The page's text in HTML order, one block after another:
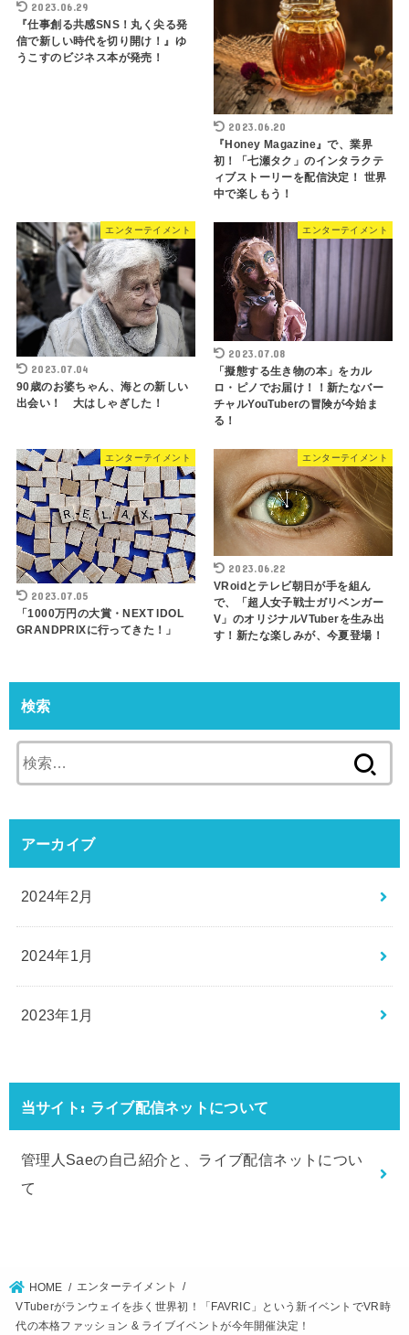
2023.06.29
『仕事創る共感SNS！丸く尖る発
信で新しい時代を切り開け！』ゆ
うこすのビジネス本が発売！
2023.06.20
『Honey Magazine』で、業界
初！「七瀬タク」のインタラクテ
ィブストーリーを配信決定！ 世界
中で楽しもう！
エンターテイメント
2023.07.04
90歳のお婆ちゃん、海との新しい
出会い！ 大はしゃぎした！
エンターテイメント
2023.07.08
「擬態する生き物の本」をカル
ロ・ピノでお届け！！新たなバー
チャルYouTuberの冒険が今始ま
る！
エンターテイメント
2023.07.05
「1000万円の大賞・NEXT IDOL
GRANDPRIXに行ってきた！」
エンターテイメント
2023.06.22
VRoidとテレビ朝日が手を組ん
で、「超人女子戦士ガリベンガー
V」のオリジナルVTuberを生み出
す！新たな楽しみが、今夏登場！
検索
索:
アーカイブ
2024年2月
2024年1月
2023年1月
当サイト: ライブ配信ネットについて
管理人Saeの自己紹介と、ライブ配信ネットについ
て
HOME
エンターテイメント
VTuberがランウェイを歩く世界初！「FAVRIC」という新イベントでVR時
代の本格ファッション & ライブイベントが今年開催決定！